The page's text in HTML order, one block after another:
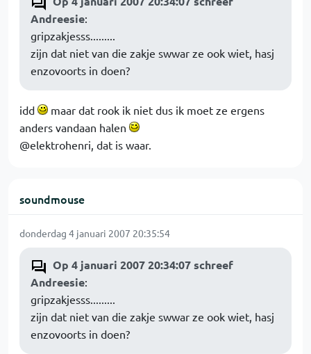
Andreesie:
gripzakjesss.........
zijn dat niet van die zakje swwar ze ook wiet, hasj
enzovoorts in doen?
idd
maar dat rook ik niet dus ik moet ze ergens
anders vandaan halen
@elektrohenri, dat is waar.
soundmouse
donderdag 4 januari 2007 20:35:54
Op 4 januari 2007 20:34:07 schreef
Andreesie:
gripzakjesss.........
zijn dat niet van die zakje swwar ze ook wiet, hasj
enzovoorts in doen?